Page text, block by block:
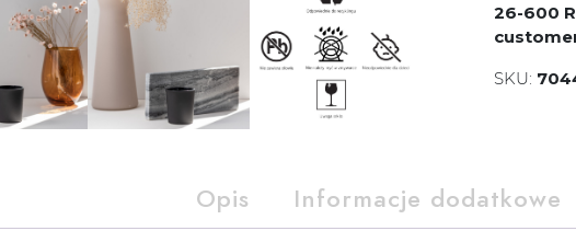
26-600
SKU:
Opis Informacje dodatkowe